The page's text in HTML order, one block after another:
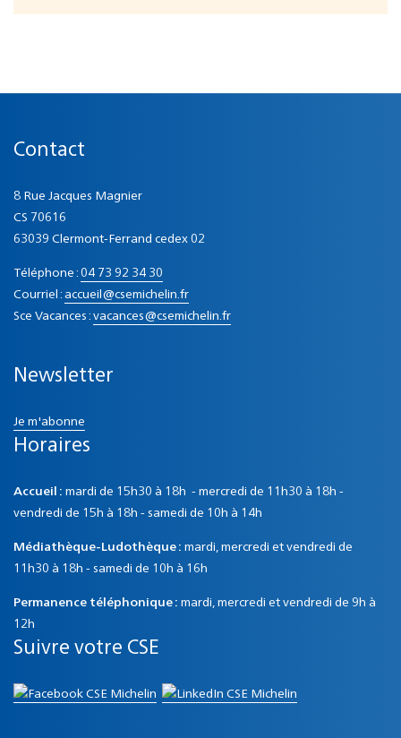
Contact
8 Rue Jacques Magnier
CS 70616
63039 Clermont-Ferrand cedex 02
Téléphone : 04 73 92 34 30
Courriel : accueil@csemichelin.fr
Sce Vacances : vacances@csemichelin.fr
Newsletter
Je m'abonne
Horaires
Accueil : mardi de 15h30 à 18h - mercredi de 11h30 à 18h -
vendredi de 15h à 18h - samedi de 10h à 14h
Médiathèque-Ludothèque : mardi, mercredi et vendredi de
11h30 à 18h - samedi de 10h à 16h
Permanence téléphonique : mardi, mercredi et vendredi de 9h à
12h
Suivre votre CSE